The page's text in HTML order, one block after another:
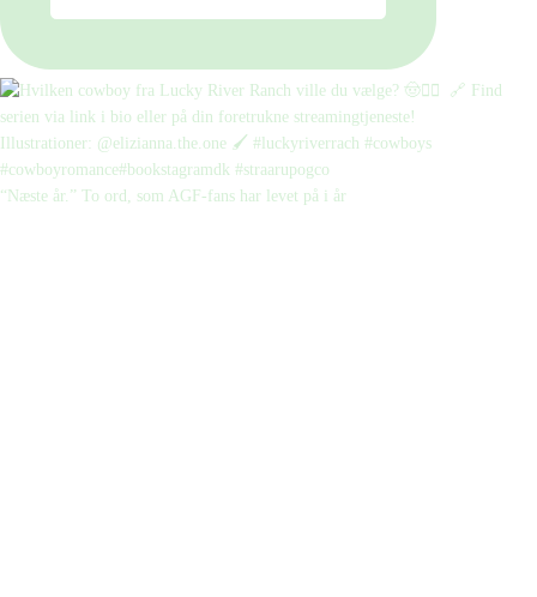
“Næste år.” To ord, som AGF-fans har levet på i år